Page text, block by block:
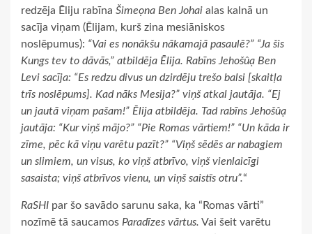
redzēja Ēliju rabīna Šimeọna Ben Johai alas kalnā un
sacīja viņam (Ēlijam, kurš zina mesiāniskos
noslēpumus): “Vai es nonākšu nākamajā pasaulē?” “Ja šis
Kungs tev to dāvās,” atbildēja Ēlija. Rabīns Jehošûạ Ben
Levi sacīja: “Es redzu divus un dzirdēju trešo balsi [skaitļa
trīs noslēpums]. Kad nāks Mesija?” viņš atkal jautāja. “Ej
un jautā viņam pašam!” Ēlija atbildēja. Tad rabīns Jehošûạ
jautāja: “Kur viņš mājo?” “Pie Romas vārtiem!” “Un kāda ir
zīme, pēc kā viņu varētu pazīt?” “Viņš sēdēs ar nabagiem
un slimiem, un visus, ko viņš atbrīvo, viņš vienlaicīgi
sasaista; viņš atbrīvos vienu, un viņš saistīs otru”.“
RaSHI par šo savādo sarunu saka, ka “Romas vārti”
nozīmē tā saucamos Paradīzes vārtus. Vai šeit varētu